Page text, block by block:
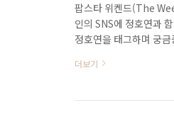
팝스타 위켄드(The
인의 SNS에 정호연과
정호연을 태그하며 궁
'Out of Time'은 위켄드
연 중인 정호연의 사진
더보기